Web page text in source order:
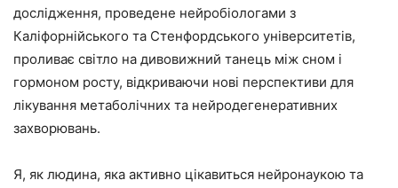
дослідження, проведене нейробіологами з
Каліфорнійського та Стенфордського університетів,
проливає світло на дивовижний танець між сном і
гормоном росту, відкриваючи нові перспективи для
лікування метаболічних та нейродегенеративних
захворювань.
Я, як людина, яка активно цікавиться нейронаукою та